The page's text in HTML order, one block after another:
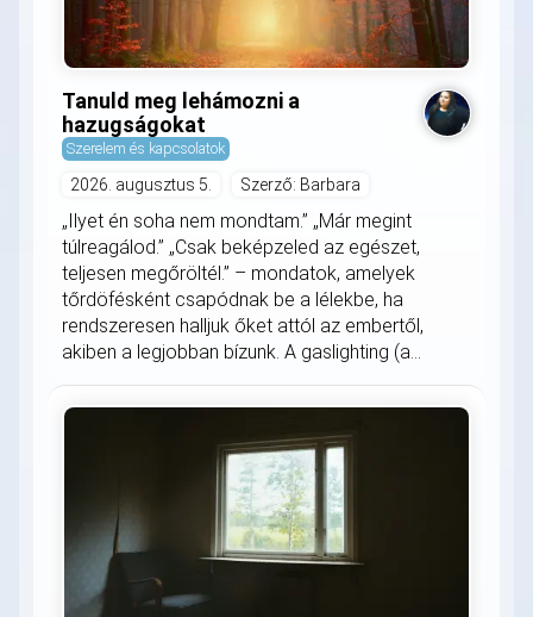
Tanuld meg lehámozni a
hazugságokat
Szerelem és kapcsolatok
2026. augusztus 5. Szerző: Barbara
„Ilyet én soha nem mondtam.” „Már megint
túlreagálod.” „Csak beképzeled az egészet,
teljesen megőröltél.” – mondatok, amelyek
tőrdöfésként csapódnak be a lélekbe, ha
rendszeresen halljuk őket attól az embertől,
akiben a legjobban bízunk. A gaslighting (a...